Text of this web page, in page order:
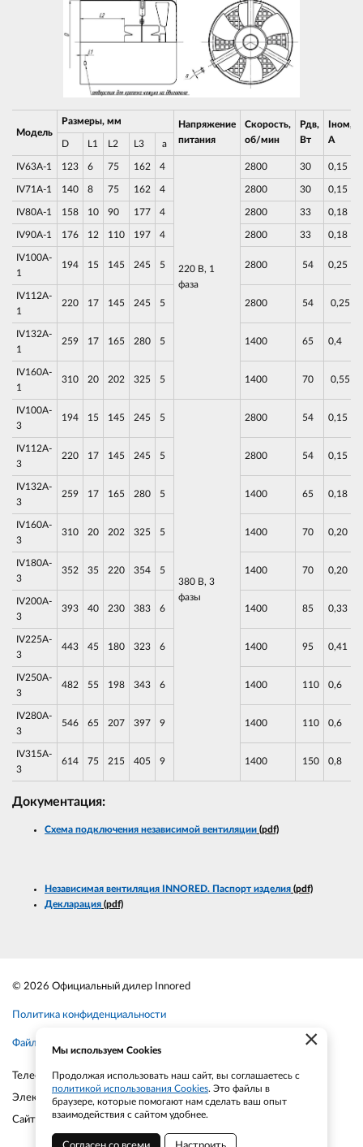
Модель
Размеры, мм
Напряжение
питания
Скорость,
об/мин
Рдв,
Вт
Iном,
А
D L1 L2 L3 a
IV63A-1 123 6 75 162 4
220 В, 1
фаза
2800 30 0,15
IV71A-1 140 8 75 162 4 2800 30 0,15
IV80A-1 158 10 90 177 4 2800 33 0,18
IV90A-1 176 12 110 197 4 2800 33 0,18
IV100A-
1
194 15 145 245 5 2800 54 0,25
IV112A-
1
220 17 145 245 5 2800 54 0,25
IV132A-
1
259 17 165 280 5 1400 65 0,4
IV160A-
1
310 20 202 325 5 1400 70 0,55
IV100A-
3
194 15 145 245 5
380 В, 3
фазы
2800 54 0,15
IV112A-
3
220 17 145 245 5 2800 54 0,15
IV132A-
3
259 17 165 280 5 1400 65 0,18
IV160A-
3
310 20 202 325 5 1400 70 0,20
IV180A-
3
352 35 220 354 5 1400 70 0,20
IV200A-
3
393 40 230 383 6 1400 85 0,33
IV225A-
3
443 45 180 323 6 1400 95 0,41
IV250A-
3
482 55 198 343 6 1400 110 0,6
IV280A-
3
546 65 207 397 9 1400 110 0,6
IV315A-
3
614 75 215 405 9 1400 150 0,8
Документация:
Схема подключения независимой вентиляции (pdf)
Независимая вентиляция INNORED. Паспорт изделия (pdf)
Декларация (pdf)
© 2026 Официальный дилер Innored
Политика конфиденциальности
Файлы cookie
Телефон:+7-903-935-6690
Электронная почта:smt21@bk.ru
Сайт: smt21.ru
×
Мы используем Cookies
Продолжая использовать наш сайт, вы соглашаетесь с
политикой использования Cookies. Это файлы в
браузере, которые помогают нам сделать ваш опыт
взаимодействия с сайтом удобнее.